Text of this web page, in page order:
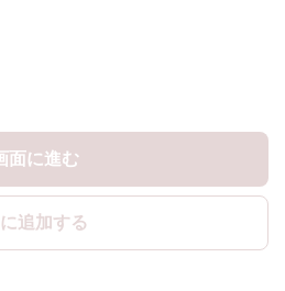
面に進む
追加する